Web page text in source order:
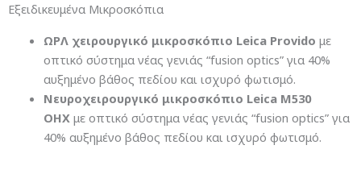
Εξειδικευμένα Μικροσκόπια
ΩΡΛ χειρουργικό μικροσκόπιο Leica Provido με
οπτικό σύστημα νέας γενιάς “fusion optics” για 40%
αυξημένο βάθος πεδίου και ισχυρό φωτισμό.
Νευροχειρουργικό μικροσκόπιο Leica M530
OHX με οπτικό σύστημα νέας γενιάς “fusion optics” για
40% αυξημένο βάθος πεδίου και ισχυρό φωτισμό.